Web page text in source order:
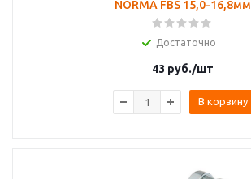
NORMA FBS 15,0-16,8мм
Достаточно
43 руб./шт
В корзину